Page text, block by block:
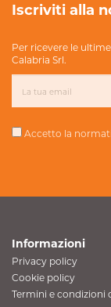
Iscriviti alla
Per ricevere le
Calabria Srl.
Accetto la
Informazioni
Privacy policy
Cookie policy
Termini e condizioni